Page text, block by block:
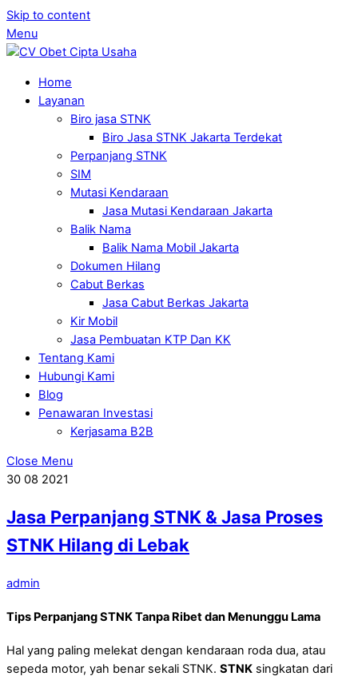
Skip to content
Menu
Home
Layanan
Biro jasa STNK
Biro Jasa STNK Jakarta Terdekat
Perpanjang STNK
SIM
Mutasi Kendaraan
Jasa Mutasi Kendaraan Jakarta
Balik Nama
Balik Nama Mobil Jakarta
Dokumen Hilang
Cabut Berkas
Jasa Cabut Berkas Jakarta
Kir Mobil
Jasa Pembuatan KTP Dan KK
Tentang Kami
Hubungi Kami
Blog
Penawaran Investasi
Kerjasama B2B
Close Menu
30 08 2021
Jasa Perpanjang STNK & Jasa Proses
STNK Hilang di Lebak
admin
Tips Perpanjang STNK Tanpa Ribet dan Menunggu Lama
Hal yang paling melekat dengan kendaraan roda dua, atau
sepeda motor, yah benar sekali STNK. STNK singkatan dari